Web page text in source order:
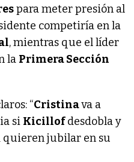
para meter presión al
competiría en la
, mientras que el líder
la Primera Sección
“Cristinava a
si Kicillofdesdobla y
quieren jubilar en su